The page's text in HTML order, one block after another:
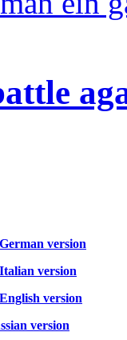
German version
Italian version
English version
version